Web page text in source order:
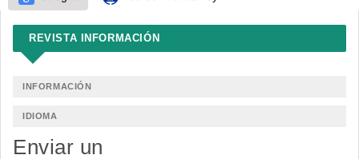
REVISTA INFORMACIÓN
INFORMACIÓN
IDIOMA
Enviar un